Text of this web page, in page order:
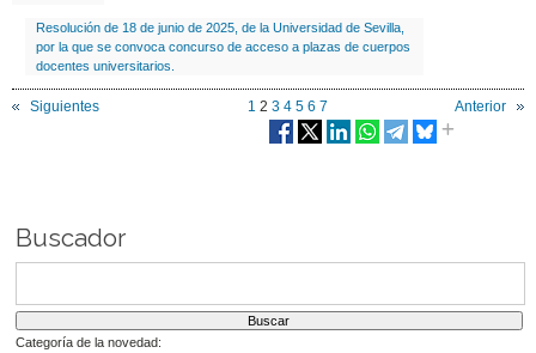
Resolución de 18 de junio de 2025, de la Universidad de Sevilla,
por la que se convoca concurso de acceso a plazas de cuerpos
docentes universitarios.
Siguientes Anterior
1 2 3 4 5 6 7
Buscador
Categoría de la novedad: